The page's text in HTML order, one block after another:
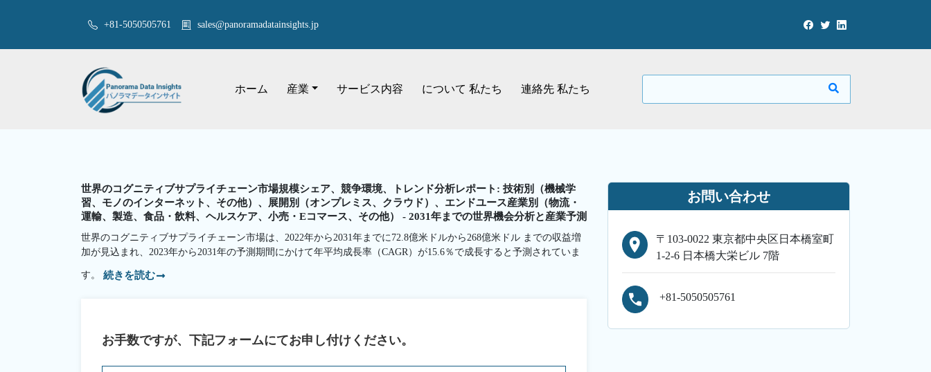
+81-5050505761 sales@panoramadatainsights.jp
ホーム 産業 サービス内容 について 私たち 連絡先 私たち
世界のコグニティブサプライチェーン市場規模シェア、競争環境、トレンド分析レポート: 技術別（機械学
習、モノのインターネット、その他）、展開別（オンプレミス、クラウド）、エンドユース産業別（物流・
運輸、製造、食品・飲料、ヘルスケア、小売・Eコマース、その他） - 2031年までの世界機会分析と産業予測
世界のコグニティブサプライチェーン市場は、2022年から2031年までに72.8億米ドルから268億米ドル までの収益増
加が見込まれ、2023年から2031年の予測期間にかけて年平均成長率（CAGR）が15.6％で成長すると予測されていま
す。 続きを読む
お手数ですが、下記フォームにてお申し付けください。
お問い合わせ
〒103-0022 東京都中央区日本橋室町
1-2-6 日本橋大栄ビル 7階
+81-5050505761